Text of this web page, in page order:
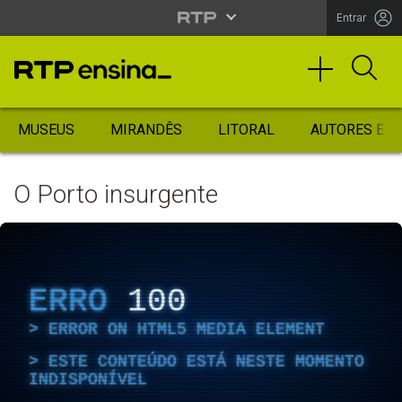
Entrar
MUSEUS MIRANDÊS LITORAL AUTORES
O Porto insurgente
ERRO 100
ERROR ON HTML5 MEDIA ELEMENT
ESTE CONTEÚDO ESTÁ NESTE MOMENTO
INDISPONÍVEL